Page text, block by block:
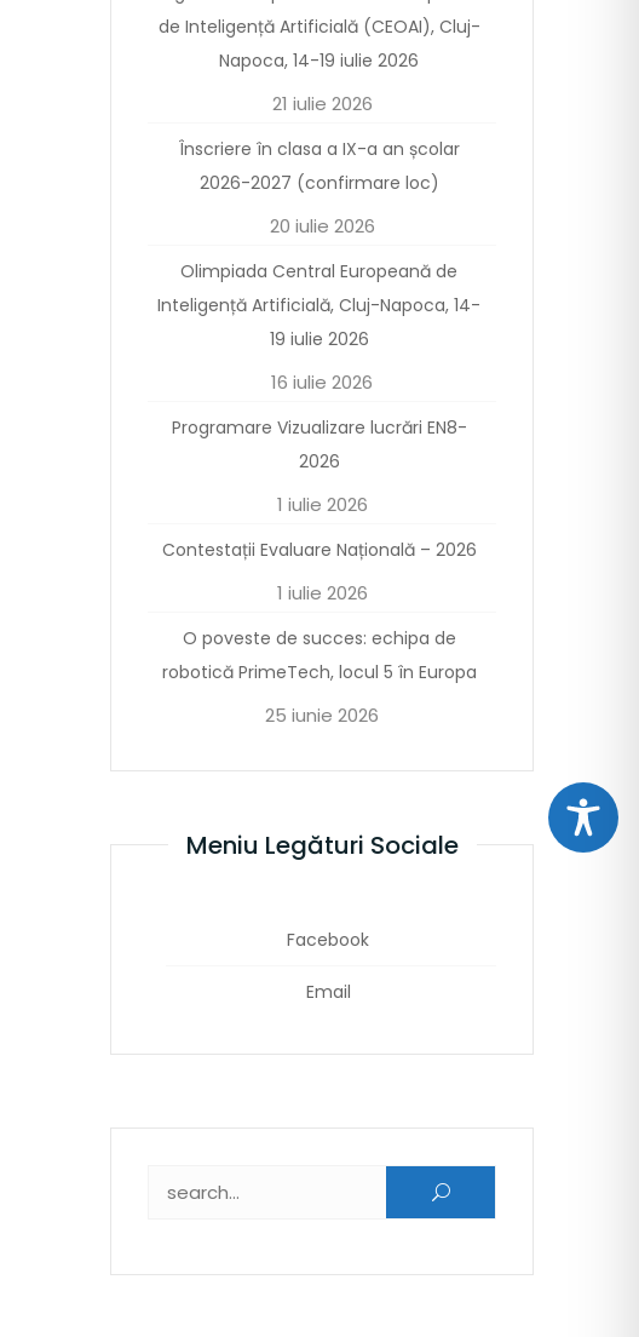
de Inteligență Artificială (CEOAI), Cluj-
Napoca, 14-19 iulie 2026
21 iulie 2026
Înscriere în clasa a IX-a an școlar
2026-2027 (confirmare loc)
20 iulie 2026
Olimpiada Central Europeană de
Inteligență Artificială, Cluj-Napoca, 14-
19 iulie 2026
16 iulie 2026
Programare Vizualizare lucrări EN8-
2026
1 iulie 2026
Contestații Evaluare Națională – 2026
1 iulie 2026
O poveste de succes: echipa de
robotică PrimeTech, locul 5 în Europa
25 iunie 2026
Meniu Legături Sociale
Facebook
Email